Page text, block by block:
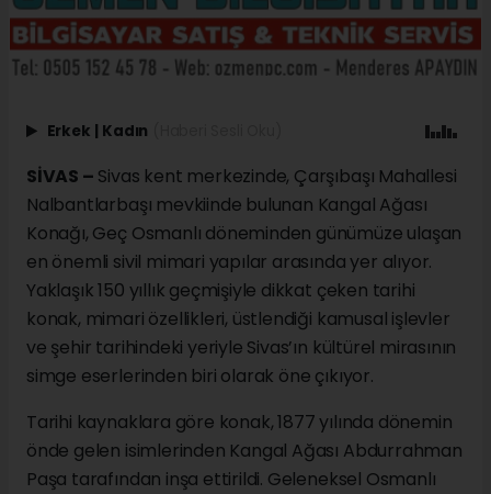
Erkek | Kadın
SİVAS – Sivas kent merkezinde, Çarşıbaşı Mahallesi
Nalbantlarbaşı mevkiinde bulunan Kangal Ağası
Konağı, Geç Osmanlı döneminden günümüze ulaşan
en önemli sivil mimari yapılar arasında yer alıyor.
Yaklaşık 150 yıllık geçmişiyle dikkat çeken tarihi
konak, mimari özellikleri, üstlendiği kamusal işlevler
ve şehir tarihindeki yeriyle Sivas’ın kültürel mirasının
simge eserlerinden biri olarak öne çıkıyor.
Tarihi kaynaklara göre konak, 1877 yılında dönemin
önde gelen isimlerinden Kangal Ağası Abdurrahman
Paşa tarafından inşa ettirildi. Geleneksel Osmanlı